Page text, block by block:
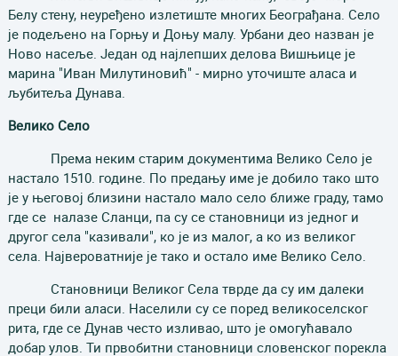
Белу стену, неуређено излетиште многих Београђана. Село
је подељено на Горњу и Доњу малу. Урбани део назван је
Ново насеље. Један од најлепших делова Вишњице је
марина "Иван Милутиновић" - мирно уточиште аласа и
љубитеља Дунава.
Велико Село
Према неким старим документима Велико Село је
настало 1510. године. По предању име је добило тако што
је у његовој близини настало мало село ближе граду, тамо
где се налазе Сланци, па су се становници из једног и
другог села "казивали", ко је из малог, а ко из великог
села. Највероватније је тако и остало име Велико Село.
Становници Великог Села тврде да су им далеки
преци били аласи. Населили су се поред великоселског
рита, где се Дунав често изливао, што је омогућавало
добар улов. Ти првобитни становници словенског порекла